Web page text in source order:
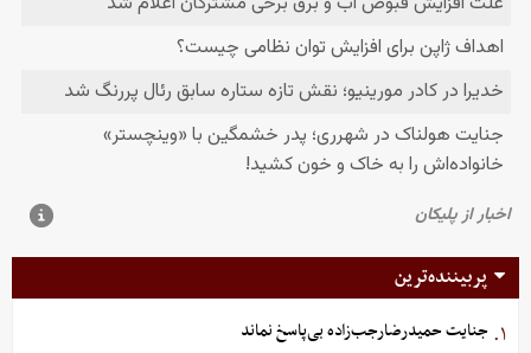
پربیننده‌ترین
۱. جنایت حمیدرضارجب‌زاده بی‌پاسخ نماند